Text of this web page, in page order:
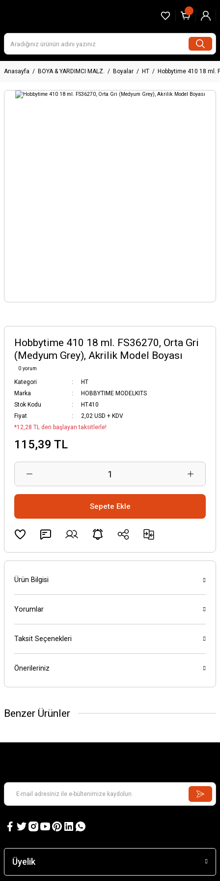
Anasayfa BOYA & YARDIMCI MALZ. Boyalar HT Hobbytime 410 18 ml.
Hobbytime 410 18 ml. FS36270, Orta Gri
(Medyum Grey), Akrilik Model Boyası
0 yorum
Kategori
HT
Marka
HOBBYTIME MODELKITS
Stok Kodu
HT410
Fiyat
2,02 USD + KDV
*12,28 TL den başlayan taksitlerle!
115,39 TL
Sepete Ekle
Ürün Bilgisi
Yorumlar
Taksit Seçenekleri
Önerileriniz
Benzer Ürünler
Üyelik